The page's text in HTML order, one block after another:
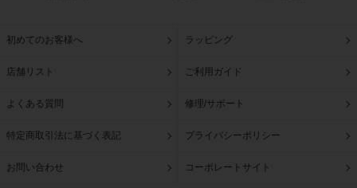
初めてのお客様へ ラッピング
店舗リスト ご利用ガイド
よくある質問 修理/サポート
特定商取引法に基づく表記 プライバシーポリシー
お問い合わせ コーポレートサイト